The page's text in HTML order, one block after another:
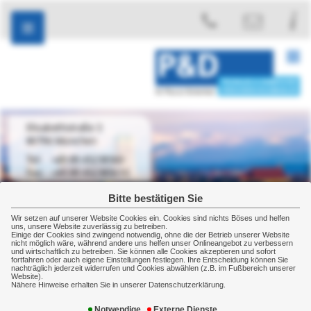
Bitte bestätigen Sie
Wir setzen auf unserer Website Cookies ein. Cookies sind nichts Böses und helfen
uns, unsere Website zuverlässig zu betreiben.
Einige der Cookies sind zwingend notwendig, ohne die der Betrieb unserer Website
nicht möglich wäre, während andere uns helfen unser Onlineangebot zu verbessern
und wirtschaftlich zu betreiben. Sie können alle Cookies akzeptieren und sofort
fortfahren oder auch eigene Einstellungen festlegen. Ihre Entscheidung können Sie
nachträglich jederzeit widerrufen und Cookies abwählen (z.B. im Fußbereich unserer
Website).
Nähere Hinweise erhalten Sie in unserer Datenschutzerklärung.
Elisabethstraße 3
80796 München
+49 89 45238560
+49 89 452385610
Privat Sachversicherung Wohngebäude
Wohngebäudeversicherung
Wer soweit gekommen ist, der will sich sein kleines Glück